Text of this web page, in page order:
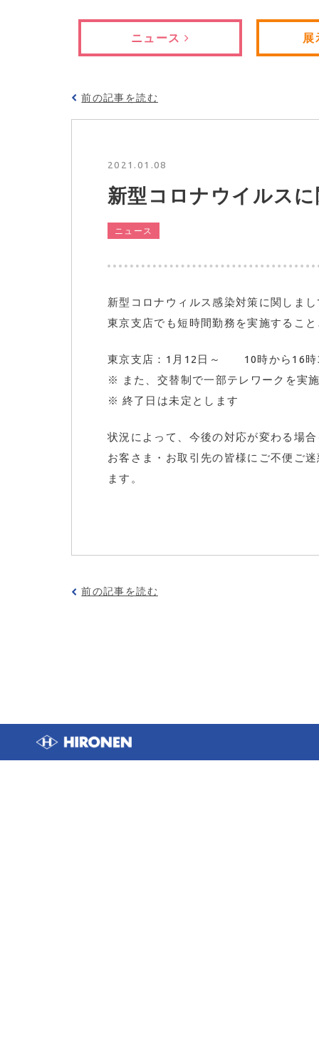
ニュース
前の記事を読む
新型コロナウイルス
2021.01.08
ニュース
新型コロナウィルス感染対策に関しま
東京支店でも短時間勤務を実施するこ
東京支店：1月12日～ 10時から16時
※ また、交替制で一部テレワークを実
※ 終了日は未定とします
状況によって、今後の対応が変わる場
お客さま・お取引先の皆様にご不便ご
ます。
前の記事を読む